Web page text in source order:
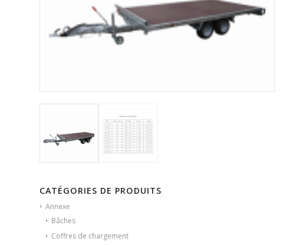
CATÉGORIES DE PRODUITS
Annexe
Bâches
Coffres de chargement